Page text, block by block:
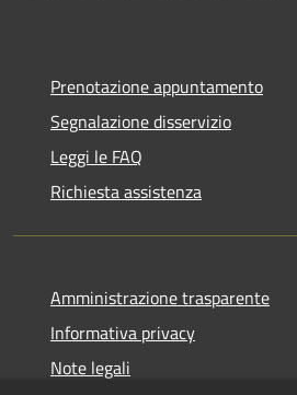
Prenotazione appuntamento
Segnalazione disservizio
Leggi le FAQ
Richiesta assistenza
Amministrazione trasparente
Informativa privacy
Note legali